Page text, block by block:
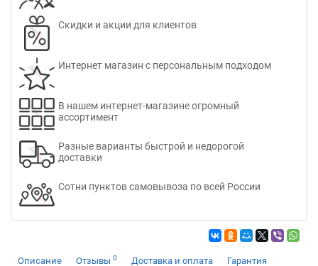
Скидки и акции для клиентов
Интернет магазин с персональным подходом
В нашем интернет-магазине огромный
ассортимент
Разные варианты быстрой и недорогой
доставки
Сотни пунктов самовывоза по всей России
Описание Отзывы 0 Доставка и оплата Гарантия